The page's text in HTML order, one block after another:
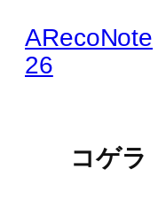
ARecoNote
26
コゲラ